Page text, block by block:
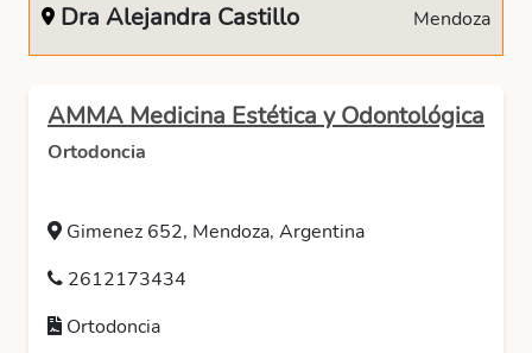
Dra Alejandra Castillo Mendoza
AMMA Medicina Estética y Odontológica
Ortodoncia
Gimenez 652, Mendoza, Argentina
2612173434
Ortodoncia